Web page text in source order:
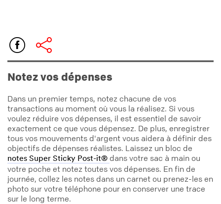
Notez vos dépenses
Dans un premier temps, notez chacune de vos
transactions au moment où vous la réalisez. Si vous
voulez réduire vos dépenses, il est essentiel de savoir
exactement ce que vous dépensez. De plus, enregistrer
tous vos mouvements d'argent vous aidera à définir des
objectifs de dépenses réalistes. Laissez un bloc de
notes Super Sticky Post-it® dans votre sac à main ou
votre poche et notez toutes vos dépenses. En fin de
journée, collez les notes dans un carnet ou prenez-les en
photo sur votre téléphone pour en conserver une trace
sur le long terme.